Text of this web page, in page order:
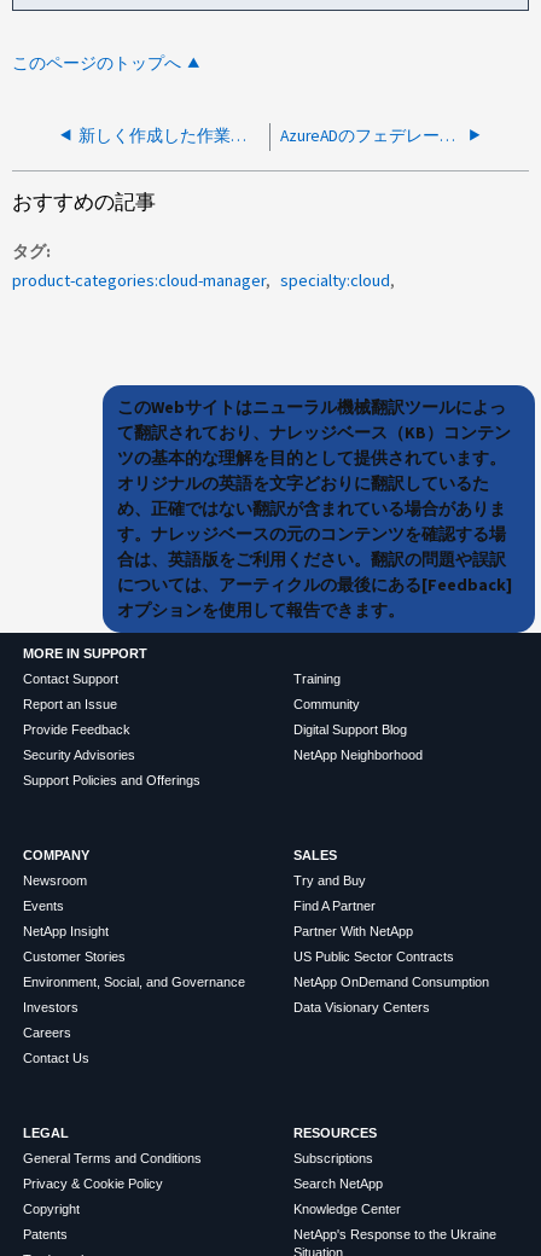
このページのトップへ
新しく作成した作業環境に既存のディスクを接続できますか？ AzureADのフェデレーションのセットアップ後に、AzureADグループユーザにBlueXPへのログインを許可することはできますか？
おすすめの記事
タグ
product-categories:cloud-manager
specialty:cloud
このWebサイトはニューラル機械翻訳ツールによっ
て翻訳されており、ナレッジベース（KB）コンテン
ツの基本的な理解を目的として提供されています。
オリジナルの英語を文字どおりに翻訳しているた
め、正確ではない翻訳が含まれている場合がありま
す。ナレッジベースの元のコンテンツを確認する場
合は、英語版をご利用ください。翻訳の問題や誤訳
については、アーティクルの最後にある[Feedback]
オプションを使用して報告できます。
MORE IN SUPPORT
Contact Support
Report an Issue
Provide Feedback
Security Advisories
Support Policies and Offerings
Training
Community
Digital Support Blog
NetApp Neighborhood
COMPANY
Newsroom
Events
NetApp Insight
Customer Stories
Environment, Social, and Governance
Investors
Careers
Contact Us
SALES
Try and Buy
Find A Partner
Partner With NetApp
US Public Sector Contracts
NetApp OnDemand Consumption
Data Visionary Centers
LEGAL
General Terms and Conditions
Privacy & Cookie Policy
Copyright
Patents
RESOURCES
Subscriptions
Search NetApp
Knowledge Center
NetApp's Response to the Ukraine
Situation